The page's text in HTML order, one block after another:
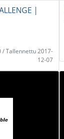
|
/ Tallennettu 2017-
12-07